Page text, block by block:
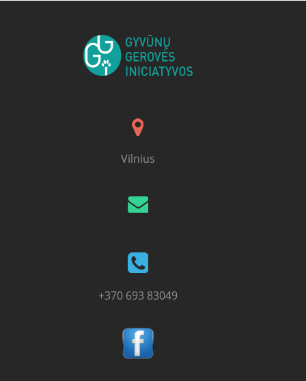
Vilnius
+370 693 83049